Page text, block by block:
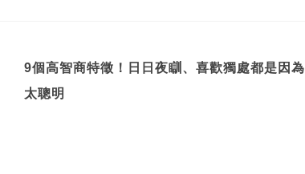
9個高智商特徵！日日夜瞓、喜歡獨處都是因為
太聰明